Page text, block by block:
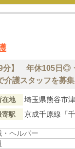
分】 年休105日◎
介護スタッフを募集
在地 埼玉県熊谷市
寄駅
・ヘルパー